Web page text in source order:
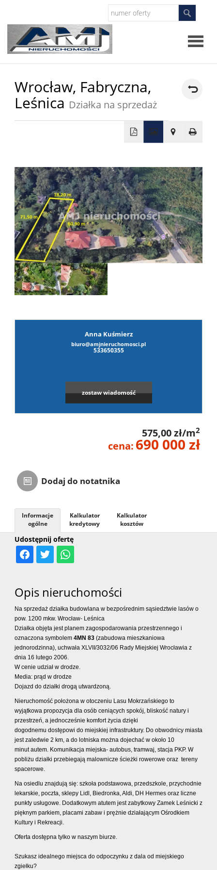
główna
O
Szukam
Mam
Wrocław, Fabryczna,
Leśnica Działka na sprzedaż
Anna Kuśmierz
biuro@amjnieruchomosci.pl
533650355
zostaw wiadomość
575,00 zł/m2
cena: 690 000 zł
Dodaj do notatnika
Udostępnij ofertę
Informacje
ogólne
Kalkulator
kredytowy
Kalkulator
kosztów
Opis nieruchomości
Na sprzedaż działka budowlana w bezpośrednim sąsiedztwie lasów o
pow. 1200 mkw. Wrocław- Leśnica
Działka objęta jest planem zagospodarowania przestrzennego i
oznaczona symbolem 4MN 83 (zabudowa mieszkaniowa
jednorodzinna), uchwała XLVII/3032/06 Rady Miejskiej Wrocławia z
dnia 16 lutego 2006.
W cenie udział w drodze.
Media: prąd w drodze
Dojazd do działki drogą utwardzoną.
Nieruchomość położona w otoczeniu Lasu Mokrzańskiego to
wyjątkowa propozycja dla osób ceniących spokój, bliskość natury i
przestrzeń, a jednocześnie komfort życia dzięki
dogodnemu dostępowi do miejskiej infrastruktury. Do obwodnicy miasta
jest zaledwie 2 km, a do lotniska można dojechać w około 10
minut autem. Komunikacja miejska- autobus, tramwaj, stacja PKP. W
pobliżu działki przebiegają malownicze ścieżki rowerowe oraz tereny
spacerowe.
Na osiedlu znajdują się: szkoła podstawowa, przedszkole, przychodnie
lekarskie, poczta, sklepy Lidl, Biedronka, Aldi, DH Hermes oraz liczne
punkty usługowe. Dodatkowym atutem jest zabytkowy Zamek Leśnicki z
pięknym parkiem, placami zabaw i prężnie działającym Ośrodkiem
Kultury i Rekreacji.
Oferta dostępna tylko w naszym biurze.
Szukasz idealnego miejsca do odpoczynku z dala od miejskiego
zgiełku?